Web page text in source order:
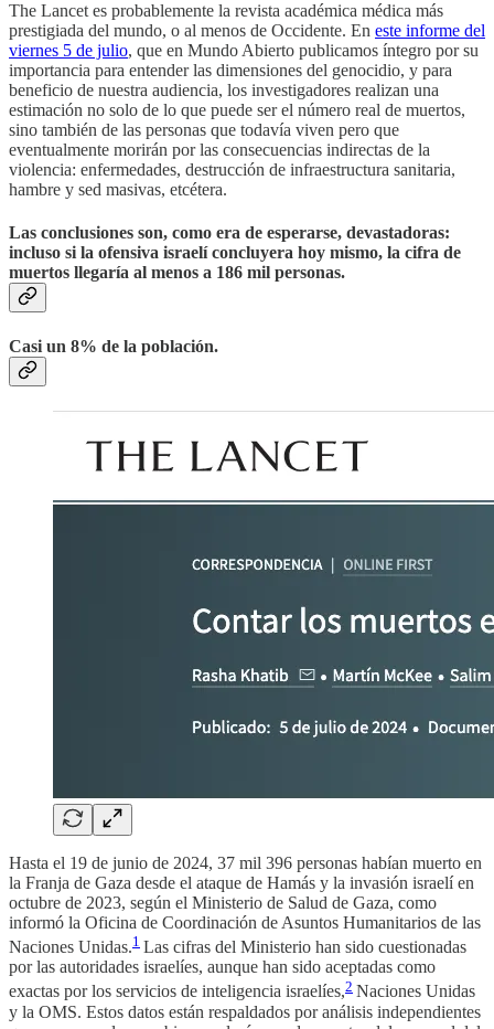
The Lancet es probablemente la revista académica médica más
prestigiada del mundo, o al menos de Occidente. En este informe del
viernes 5 de julio, que en Mundo Abierto publicamos íntegro por su
importancia para entender las dimensiones del genocidio, y para
beneficio de nuestra audiencia, los investigadores realizan una
estimación no solo de lo que puede ser el número real de muertos,
sino también de las personas que todavía viven pero que
eventualmente morirán por las consecuencias indirectas de la
violencia: enfermedades, destrucción de infraestructura sanitaria,
hambre y sed masivas, etcétera.
Las conclusiones son, como era de esperarse, devastadoras:
incluso si la ofensiva israelí concluyera hoy mismo, la cifra de
muertos llegaría al menos a 186 mil personas.
Casi un 8% de la población.
Hasta el 19 de junio de 2024, 37 mil 396 personas habían muerto en
la Franja de Gaza desde el ataque de Hamás y la invasión israelí en
octubre de 2023, según el Ministerio de Salud de Gaza, como
informó la Oficina de Coordinación de Asuntos Humanitarios de las
Naciones Unidas.1 Las cifras del Ministerio han sido cuestionadas
por las autoridades israelíes, aunque han sido aceptadas como
exactas por los servicios de inteligencia israelíes,2 Naciones Unidas
y la OMS. Estos datos están respaldados por análisis independientes